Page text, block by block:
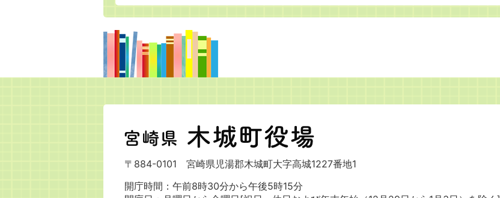
宮
崎
県
木
城
〒884-0101 宮崎県児湯郡木城町大字高城1227番地1
開庁時間：午前8時30分から午後5時15分